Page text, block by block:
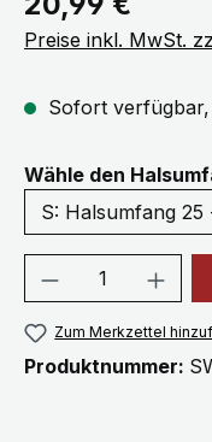
Preise inkl. MwSt.
Sofort verfügbar,
Wähle den
Produkt
Zum Merkzettel
Produktnummer: